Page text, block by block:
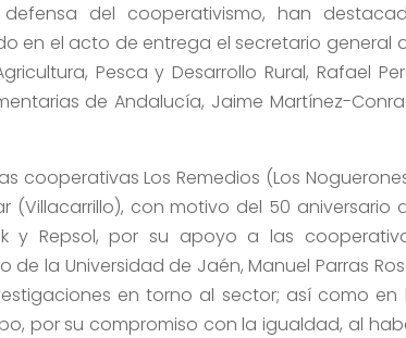
del cooperativismo, han
en el acto de entrega el secretario general
Pesca y Desarrollo Rural, Rafael
de Andalucía, Jaime Martínez-
cooperativas Los Remedios (Los
(Villacarrillo), con motivo del 50 aniversario
y Repsol, por su apoyo a las
la Universidad de Jaén, Manuel Parras
en torno al sector; así como en
por su compromiso con la igualdad, al